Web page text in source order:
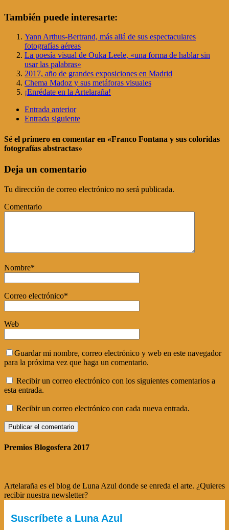
También puede interesarte:
Yann Arthus-Bertrand, más allá de sus espectaculares
fotografías aéreas
La poesía visual de Ouka Leele, «una forma de hablar sin
usar las palabras»
2017, año de grandes exposiciones en Madrid
Chema Madoz y sus metáforas visuales
¡Enrédate en la Artelaraña!
Entrada anterior
Entrada siguiente
Sé el primero en comentar en «Franco Fontana y sus coloridas
fotografías abstractas»
Deja un comentario
Tu dirección de correo electrónico no será publicada.
Comentario
Nombre*
Correo electrónico*
Web
Guardar mi nombre, correo electrónico y web en este navegador
para la próxima vez que haga un comentario.
Recibir un correo electrónico con los siguientes comentarios a
esta entrada.
Recibir un correo electrónico con cada nueva entrada.
Premios Blogosfera 2017
Artelaraña es el blog de Luna Azul donde se enreda el arte. ¿Quieres
recibir nuestra newsletter?
Suscríbete a Luna Azul